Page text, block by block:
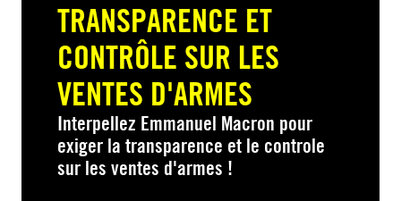
TRANSPARENCE ET
CONTRÔLE SUR LES
VENTES D'ARMES
Interpellez Emmanuel Macron pour
exiger la transparence et le controle
sur les ventes d'armes !